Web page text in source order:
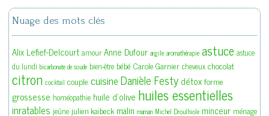
Nuage des mots clés
Alix Lefief-Delcourt amour Anne Dufour argile aromathérapie astuce astuce
du lundi bicarbonate de soude bien-être bébé Carole Garnier cheveux chocolat
citron cocktail couple cuisineDanièle Festy détoxforme
grossesse homéopathie huile d'olive huiles essentielles
inratables jeûne julien kaibeck malin maman Michel Droulhiole minceur ménage